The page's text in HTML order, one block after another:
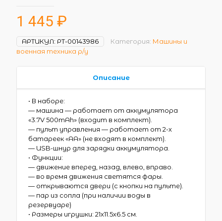
1 445 ₽
АРТИКУЛ: РТ-00143986 Категория: Машины и
военная техника р/у
Описание
• В наборе:
— машина — работает от аккумулятора
«3.7V 500mAh» (входит в комплект).
— пульт управления — работает от 2-х
батареек «АА» (не входят в комплект).
— USB-шнур для зарядки аккумулятора.
• Функции:
— движение вперед, назад, влево, вправо.
— во время движения светятся фары.
— открываются двери (с кнопки на пульте).
— пар из сопла (при наличии воды в
резервуаре)
• Размеры игрушки: 21х11.5х6.5 см.